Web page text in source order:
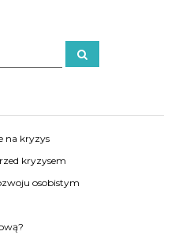
S
e
na kryzys
kryzysem
osobistym